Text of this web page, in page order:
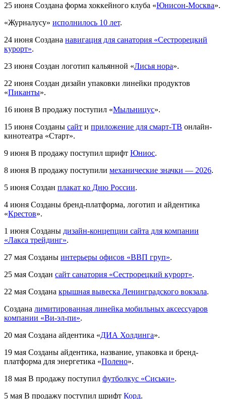
25 июня Создана форма хоккейного клуба «Юнисон-Москва».
«Журналусу» исполнилось 10 лет.
24 июня Создана навигация для санатория «Сестрорецкий
курорт».
23 июня Создан логотип кальянной «Лисья нора».
22 июня Создан дизайн упаковки линейки продуктов
«Пиканты».
16 июня В продажу поступил «Мыльницус».
15 июня Созданы сайт и приложение для смарт-ТВ онлайн-
кинотеатра «Старт».
9 июня В продажу поступил шрифт Юниос.
8 июня В продажу поступили механические значки — 2026.
5 июня Создан плакат ко Дню России.
4 июня Созданы бренд-платформа, логотип и айдентика
«Крестов».
1 июня Созданы дизайн-концепции сайта для компании
«Лакса трейдинг».
27 мая Созданы интерьеры офисов «ВВП груп».
25 мая Создан сайт санатория «Сестрорецкий курорт».
22 мая Создана крышная вывеска Ленинградского вокзала.
Создана лимитированная линейка мобильных аксессуаров
компании «Ви-эл-пи».
20 мая Создана айдентика «ДИА Холдинга».
19 мая Созданы айдентика, название, упаковка и бренд-
платформа для энергетика «Полено».
18 мая В продажу поступил футболкус «Сиськи».
5 мая В продажу поступил шрифт Корд.